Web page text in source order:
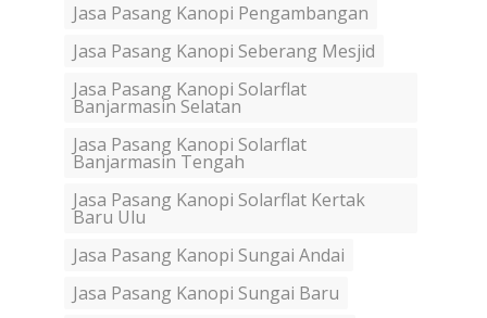
Jasa Pasang Kanopi Pengambangan
Jasa Pasang Kanopi Seberang Mesjid
Jasa Pasang Kanopi Solarflat
Banjarmasin Selatan
Jasa Pasang Kanopi Solarflat
Banjarmasin Tengah
Jasa Pasang Kanopi Solarflat Kertak
Baru Ulu
Jasa Pasang Kanopi Sungai Andai
Jasa Pasang Kanopi Sungai Baru